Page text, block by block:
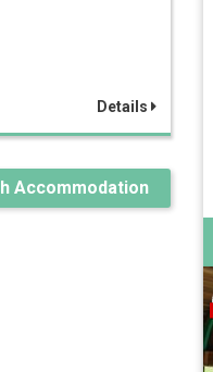
Details
Accommodation